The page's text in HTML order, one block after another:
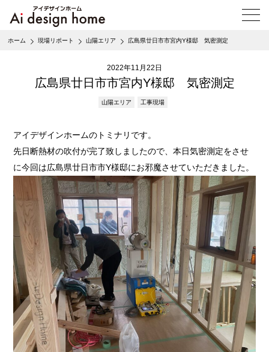
メ
ニ
ホーム 現場リポート 山陽エリア 広島県廿日市市宮内Y様邸 気密測定
2022年11月22日
広島県廿日市市宮内Y様邸 気密測定
山陽エリア 工事現場
アイデザインホームのトミナリです。
先日断熱材の吹付が完了致しましたので、本日気密測定をさせ
に今回は広島県廿日市市Y様邸にお邪魔させていただきました。